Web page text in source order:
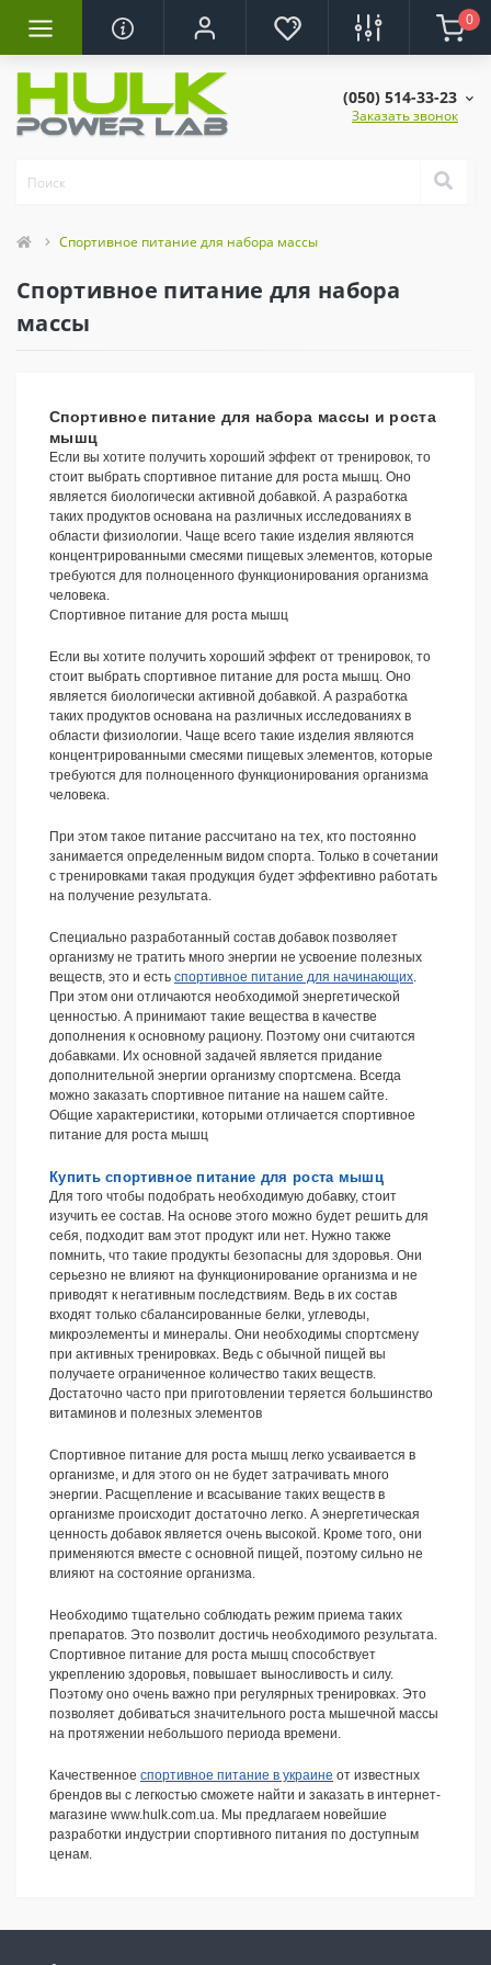
0
(050) 514-33-23
Заказать звонок
Спортивное питание для набора массы
Спортивное питание для набора
массы
Спортивное питание для набора массы и роста
мышц
Если вы хотите получить хороший эффект от тренировок, то
стоит выбрать спортивное питание для роста мышц. Оно
является биологически активной добавкой. А разработка
таких продуктов основана на различных исследованиях в
области физиологии. Чаще всего такие изделия являются
концентрированными смесями пищевых элементов, которые
требуются для полноценного функционирования организма
человека.
Спортивное питание для роста мышц
Если вы хотите получить хороший эффект от тренировок, то
стоит выбрать спортивное питание для роста мышц. Оно
является биологически активной добавкой. А разработка
таких продуктов основана на различных исследованиях в
области физиологии. Чаще всего такие изделия являются
концентрированными смесями пищевых элементов, которые
требуются для полноценного функционирования организма
человека.
При этом такое питание рассчитано на тех, кто постоянно
занимается определенным видом спорта. Только в сочетании
с тренировками такая продукция будет эффективно работать
на получение результата.
Специально разработанный состав добавок позволяет
организму не тратить много энергии не усвоение полезных
веществ, это и есть спортивное питание для начинающих.
При этом они отличаются необходимой энергетической
ценностью. А принимают такие вещества в качестве
дополнения к основному рациону. Поэтому они считаются
добавками. Их основной задачей является придание
дополнительной энергии организму спортсмена. Всегда
можно заказать спортивное питание на нашем сайте.
Общие характеристики, которыми отличается спортивное
питание для роста мышц
Купить спортивное питание для роста мышц
Для того чтобы подобрать необходимую добавку, стоит
изучить ее состав. На основе этого можно будет решить для
себя, подходит вам этот продукт или нет. Нужно также
помнить, что такие продукты безопасны для здоровья. Они
серьезно не влияют на функционирование организма и не
приводят к негативным последствиям. Ведь в их состав
входят только сбалансированные белки, углеводы,
микроэлементы и минералы. Они необходимы спортсмену
при активных тренировках. Ведь с обычной пищей вы
получаете ограниченное количество таких веществ.
Достаточно часто при приготовлении теряется большинство
витаминов и полезных элементов
Спортивное питание для роста мышц легко усваивается в
организме, и для этого он не будет затрачивать много
энергии. Расщепление и всасывание таких веществ в
организме происходит достаточно легко. А энергетическая
ценность добавок является очень высокой. Кроме того, они
применяются вместе с основной пищей, поэтому сильно не
влияют на состояние организма.
Необходимо тщательно соблюдать режим приема таких
препаратов. Это позволит достичь необходимого результата.
Спортивное питание для роста мышц способствует
укреплению здоровья, повышает выносливость и силу.
Поэтому оно очень важно при регулярных тренировках. Это
позволяет добиваться значительного роста мышечной массы
на протяжении небольшого периода времени.
Качественное спортивное питание в украине от известных
брендов вы с легкостью сможете найти и заказать в интернет-
магазине www.hulk.com.ua. Мы предлагаем новейшие
разработки индустрии спортивного питания по доступным
ценам.